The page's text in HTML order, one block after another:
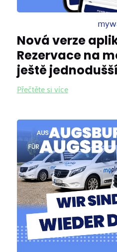
Nová verze
Rezervace na
ještě jednodušší
Přečtěte si více